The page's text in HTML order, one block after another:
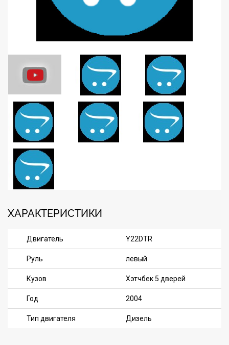
ХАРАКТЕРИСТИКИ
Двигатель Y22DTR
Руль левый
Кузов Хэтчбек 5 дверей
Год 2004
Тип двигателя Дизель